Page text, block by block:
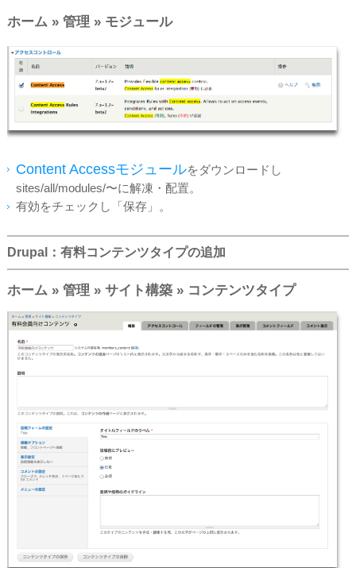
ホーム » 管理 » モジュール
Content Accessモジュールをダウンロードし
sites/all/modules/〜に解凍・配置。
有効をチェックし「保存」。
Drupal：有料コンテンツタイプの追加
ホーム » 管理 » サイト構築 » コンテンツタイプ